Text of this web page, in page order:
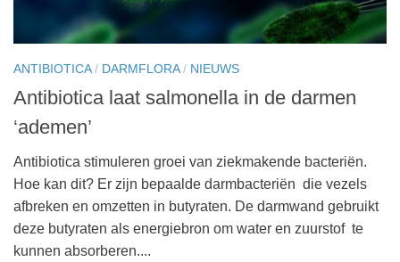
ANTIBIOTICA/ DARMFLORA/ NIEUWS
Antibiotica laat salmonella in de darmen
‘ademen’
Antibiotica stimuleren groei van ziekmakende bacteriën.
Hoe kan dit? Er zijn bepaalde darmbacteriën die vezels
afbreken en omzetten in butyraten. De darmwand gebruikt
deze butyraten als energiebron om water en zuurstof te
kunnen absorberen....